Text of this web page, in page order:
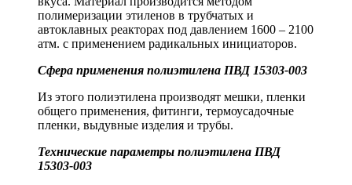
полимеризации этиленов в трубчатых и
автоклавных реакторах под давлением 1600 – 2100
атм. с применением радикальных инициаторов.
Сфера применения полиэтилена ПВД 15303-003
Из этого полиэтилена производят мешки, пленки
общего применения, фитинги, термоусадочные
пленки, выдувные изделия и трубы.
Технические параметры полиэтилена ПВД
15303-003